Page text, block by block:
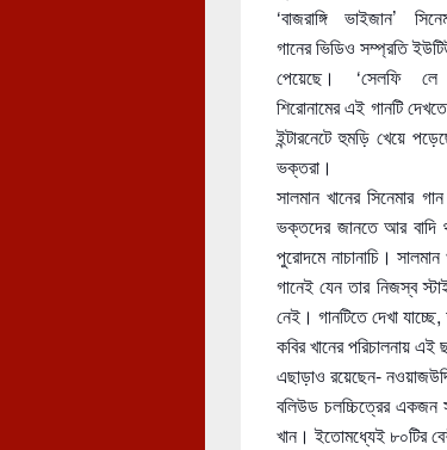
‘বাজরাঙ্গি ভাইজান’
গানের ভিডিও সম্প্রতি
পেয়েছে। ‘সেলফি
শিরোনামের এই গানটি
ইন্টারনেটে হুমড়ি খেয়ে
ভক্তরা।
সালমান খানের সিনেমার
ভক্তদের জানতে আর বাদি
পুরোদমে নাচানাচি। সালমান
গানেই যেন তার নিজস্ব
নেই। গানটিতে দেখা
কবির খানের পরিচালনায় এই
এছাড়াও রয়েছেন-
বলিউড চলচ্চিত্রের একজন
খান। ইতোমধ্যেই ৮০টির